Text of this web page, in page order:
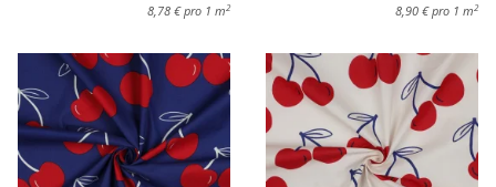
8,78 € pro 1 m 2 8,90 € pro 1 m 2